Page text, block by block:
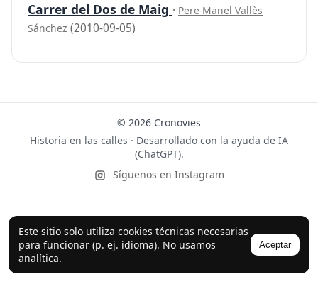
Este sitio solo utiliza cookies técnicas necesarias
para funcionar (p. ej. idioma). No usamos
analítica.
Aceptar
Carrer del Dos de Maig · Pere-Manel Vallès
Sánchez (2010-09-05)
© 2026 Cronovies
Historia en las calles · Desarrollado con la ayuda de IA
(ChatGPT).
Síguenos en Instagram